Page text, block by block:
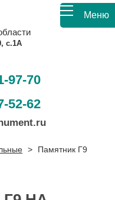
с.1А
97-70
52-62
Меню
> Памятник Г9